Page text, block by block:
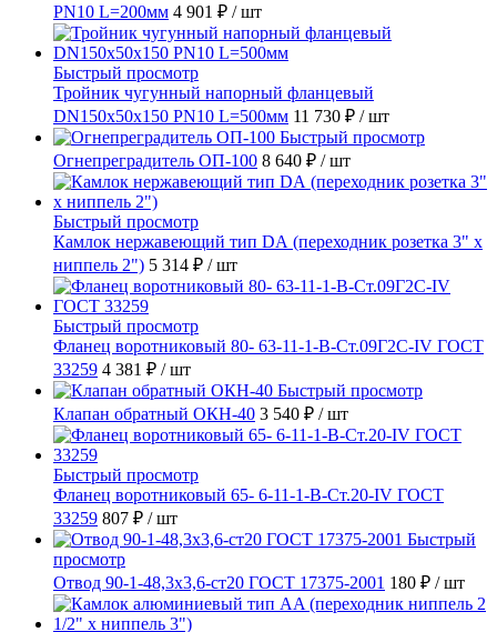
PN10 L=200мм 4 901 ₽ / шт
Быстрый просмотр
Тройник чугунный напорный фланцевый
DN150х50х150 PN10 L=500мм 11 730 ₽ / шт
Быстрый просмотр
Огнепреградитель ОП-100 8 640 ₽ / шт
Быстрый просмотр
Камлок нержавеющий тип DА (переходник розетка 3" х
ниппель 2") 5 314 ₽ / шт
Быстрый просмотр
Фланец воротниковый 80- 63-11-1-B-Ст.09Г2С-IV ГОСТ
33259 4 381 ₽ / шт
Быстрый просмотр
Клапан обратный ОКН-40 3 540 ₽ / шт
Быстрый просмотр
Фланец воротниковый 65- 6-11-1-B-Ст.20-IV ГОСТ
33259 807 ₽ / шт
Быстрый
просмотр
Отвод 90-1-48,3х3,6-ст20 ГОСТ 17375-2001 180 ₽ / шт